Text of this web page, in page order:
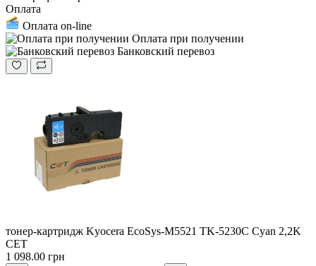
Оплата
Оплата on-line
Оплата при получении
Банковский перевоз
тонер-картридж Kyocera EcoSys-M5521 TK-5230C Cyan 2,2K
CET
1 098.00 грн